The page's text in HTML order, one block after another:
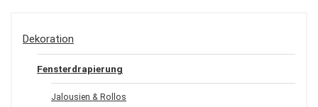
Dekoration
Fensterdrapierung
Jalousien & Rollos